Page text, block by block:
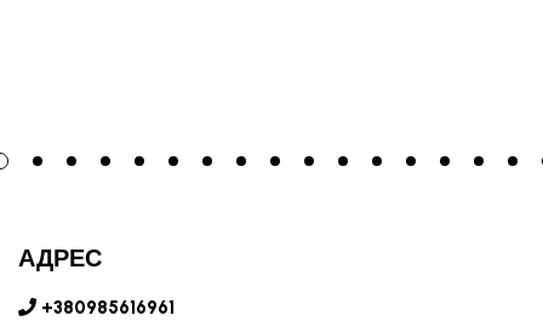
АДРЕС
+380985616961